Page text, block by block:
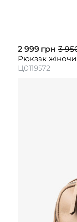
2 999 грн 3
Рюкзак
Ц0119572